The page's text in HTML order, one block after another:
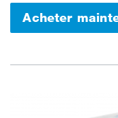
Acheter